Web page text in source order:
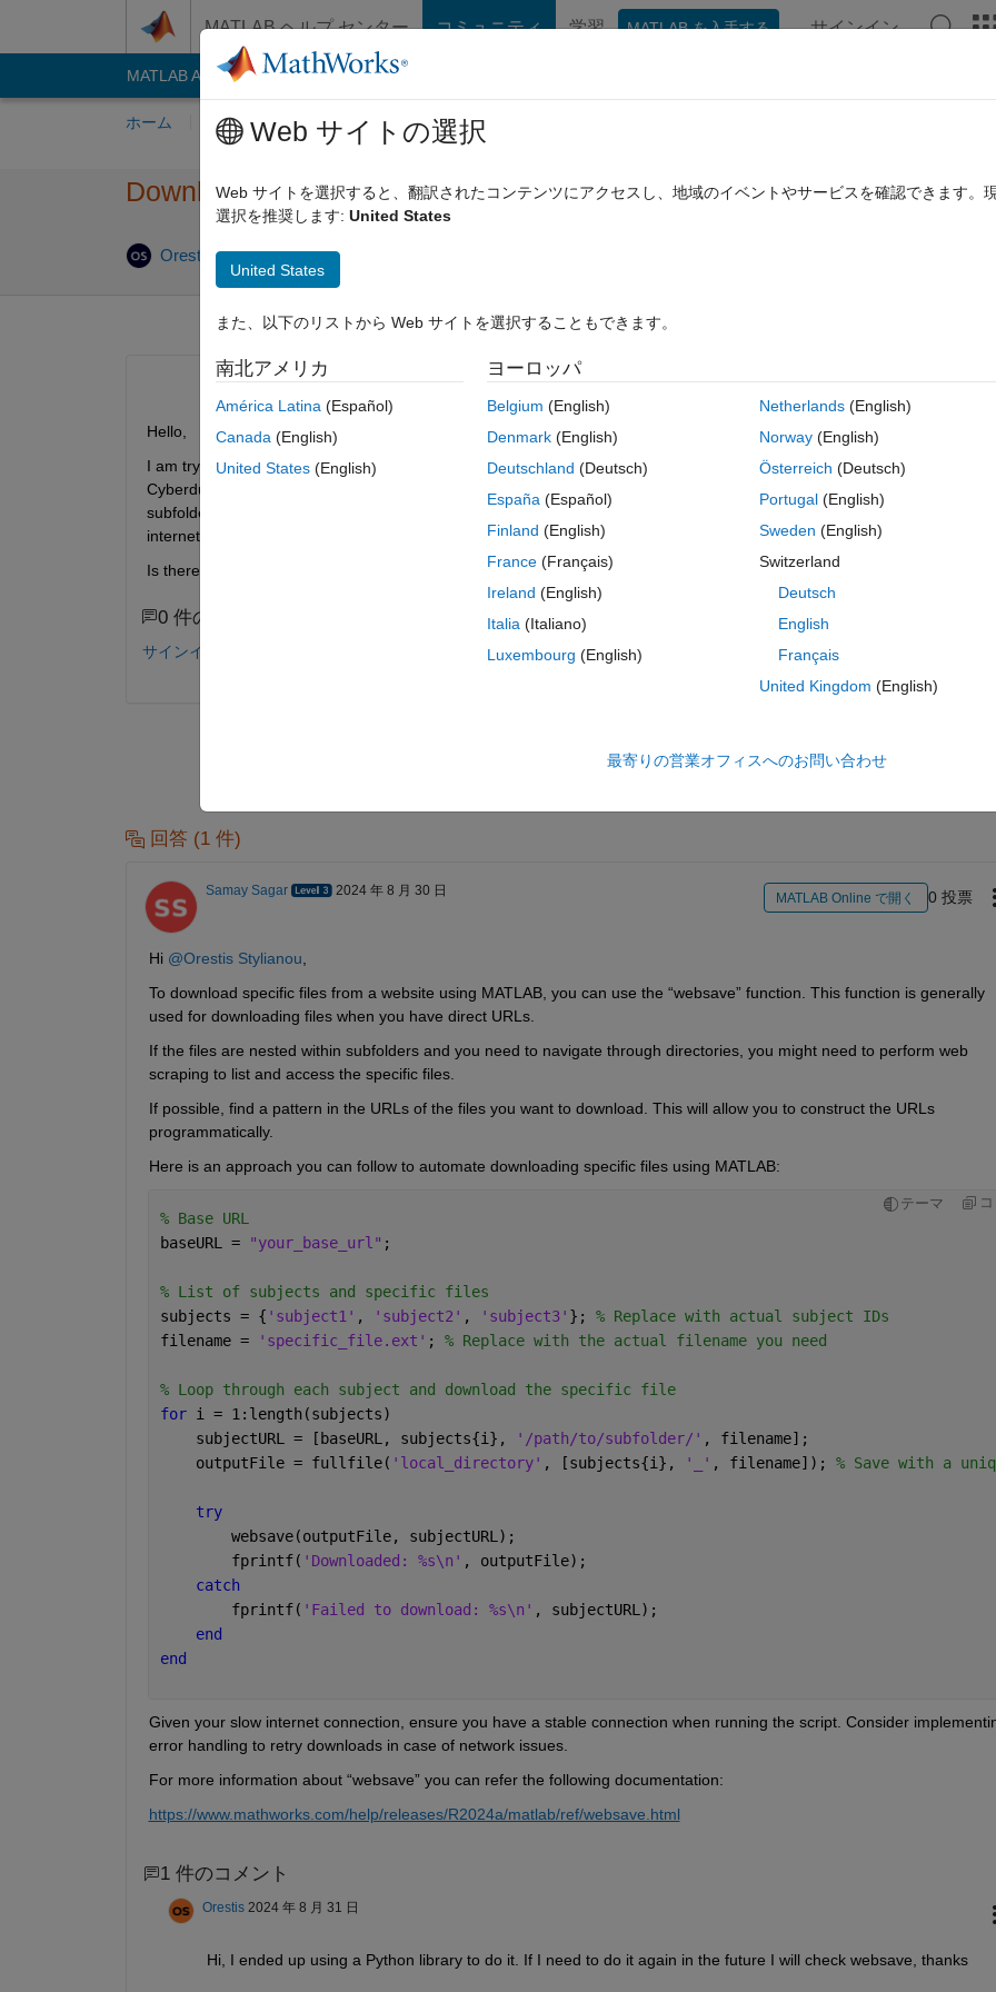
MATLAB ヘルプ センター コミュニティ 学習 MATLAB を入手する サインイン
MATLAB Answers File Exchange
ホーム 質問する 回答 閲覧 MATLAB に関する FAQ
Downloading Specific Files from Amazon S3 Bucket
Orestis Stylianou 2024 3 月 7
0 投票
Hello,
I am trying to download some files from here:
https://fcon_1000.projects.nitrc.org/indi/retro/MPI_LEMON.html.
Cyberduck to download files for 200+ people. The problem is that for each person I only need a specific file found within
subfolders. My current tactic is to just download everything and select the files I am interested in. The problem is that my
internet connection is not that great and it will probably take me a week to do so.
Is there a way to do this matlab, so I can download only the specific files I want?
0 件のコメント
サインインしてコメントする。
回答 (1 件)
Samay Sagar 2024 年 8 月 30 日 MATLAB Online で開く 0 投票
Hi @Orestis Stylianou,
To download specific files from a website using MATLAB, you can use the “websave” function. This function is generally
used for downloading files when you have direct URLs.
If the files are nested within subfolders and you need to navigate through directories, you might need to perform web
scraping to list and access the specific files.
If possible, find a pattern in the URLs of the files you want to download. This will allow you to construct the URLs
programmatically.
Here is an approach you can follow to automate downloading specific files using MATLAB:
テーマ
% Base URL
baseURL =
"your_base_url" ;
% List of subjects and specific files
subjects = { 'subject1' , 'subject2' , 'subject3' }; % Replace with actual subject IDs
filename =
'specific_file.ext' ; % Replace with the actual filename you need
% Loop through each subject and download the specific file
for i = 1:length(subjects)
    subjectURL = [baseURL, subjects{i},
'/path/to/subfolder/' , filename];
    outputFile = fullfile(
'local_directory' , [subjects{i}, '_' , filename]); % Save with a
try
        websave(outputFile, subjectURL);
        fprintf(
'Downloaded: %s\n' , outputFile);
catch
        fprintf(
'Failed to download: %s\n' , subjectURL);
end
end
Given your slow internet connection, ensure you have a stable connection when running the script. Consider
error handling to retry downloads in case of network issues.
For more information about “websave” you can refer the following documentation:
https://www.mathworks.com/help/releases/R2024a/matlab/ref/websave.html
1 件のコメント
Orestis 2024 年 8 月 31 日
Hi, I ended up using a Python library to do it. If I need to do it again in the future I will check websave, thanks
Web サイトの選択
Web サイトを選択すると、翻訳されたコンテンツにアクセスし、地域のイベントやサービスを確認できます。
選択を推奨します: United States
United States
また、以下のリストから Web サイトを選択することもできます。
南北アメリカ
América Latina (Español)
Canada (English)
United States (English)
ヨーロッパ
Belgium (English)
Denmark (English)
Deutschland (Deutsch)
España (Español)
Finland (English)
France (Français)
Ireland (English)
Italia (Italiano)
Luxembourg (English)
Netherlands(English)
Norway(English)
Österreich (Deutsch)
Portugal(English)
Sweden (English)
Switzerland
Deutsch
English
Français
United Kingdom (English)
最寄りの営業オフィスへのお問い合わせ